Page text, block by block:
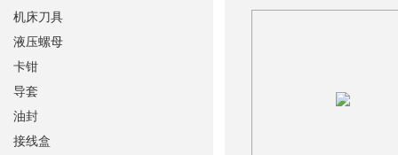
机床刀具
液压螺母
卡钳
导套
油封
接线盒